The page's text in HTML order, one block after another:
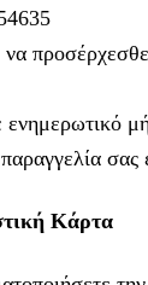
σας
Κάρτα